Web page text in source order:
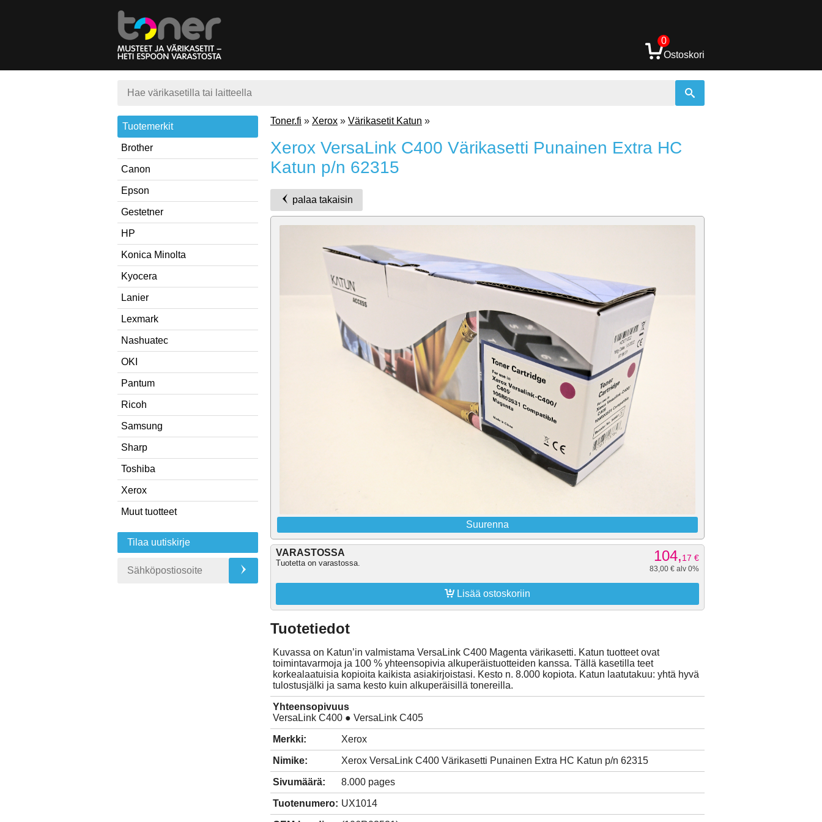
0
Ostoskori
Tuotemerkit
Brother
Canon
Epson
Gestetner
HP
Konica Minolta
Kyocera
Lanier
Lexmark
Nashuatec
OKI
Pantum
Ricoh
Samsung
Sharp
Toshiba
Xerox
Muut tuotteet
Tilaa uutiskirje
Toner.fi » Xerox » Värikasetit Katun »
Xerox VersaLink C400 Värikasetti Punainen Extra HC
Katun p/n 62315
palaa takaisin
Suurenna
VARASTOSSA
Tuotetta on varastossa. 104,17 €
83,00 € alv 0%
 Lisää ostoskoriin
Tuotetiedot
Kuvassa on Katun’in valmistama VersaLink C400 Magenta värikasetti. Katun tuotteet ovat
toimintavarmoja ja 100 % yhteensopivia alkuperäistuotteiden kanssa. Tällä kasetilla teet
korkealaatuisia kopioita kaikista asiakirjoistasi. Kesto n. 8.000 kopiota. Katun laatutakuu: yhtä hyvä
tulostusjälki ja sama kesto kuin alkuperäisillä tonereilla.
Yhteensopivuus
VersaLink C400 ● VersaLink C405
Merkki: Xerox
Nimike: Xerox VersaLink C400 Värikasetti Punainen Extra HC Katun p/n 62315
Sivumäärä: 8.000 pages
Tuotenumero: UX1014